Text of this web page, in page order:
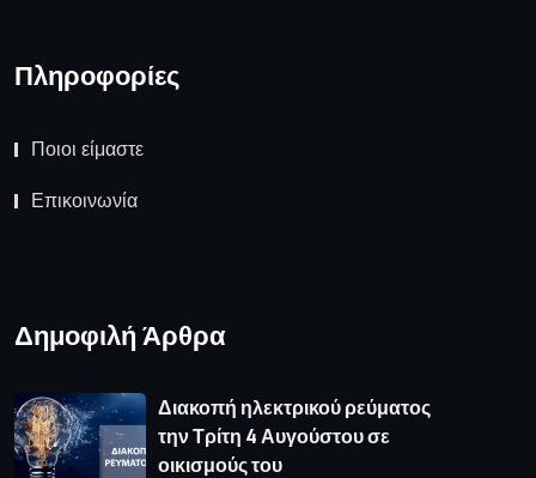
Πληροφορίες
Ποιοι είμαστε
Επικοινωνία
Δημοφιλή Άρθρα
Διακοπή ηλεκτρικού ρεύματος
την Τρίτη 4 Αυγούστου σε
οικισμούς του